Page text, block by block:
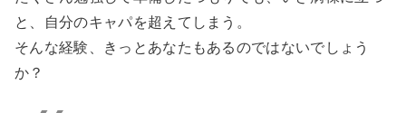
と、自分のキャパを超えてしまう。
そんな経験、きっとあなたもあるのではないでしょう
か？